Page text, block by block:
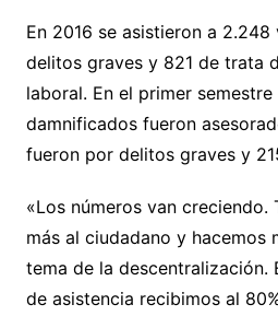
En 2016 se asistieron a 2.248
delitos graves y 821 de trata
laboral. En el primer semestre
damnificados fueron
fueron por delitos graves y
«Los números van creciendo.
más al ciudadano y hacemos
tema de la descentralización.
de asistencia recibimos al